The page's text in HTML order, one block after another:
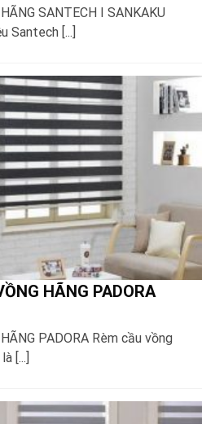
SANTECH I SANKAKU
Santech [...]
HÃNG PADORA
PADORA Rèm cầu vồng
[...]